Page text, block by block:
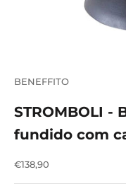
BENEFFITO
STROMBOLI -
fundido com
Preço de venda
€138,90